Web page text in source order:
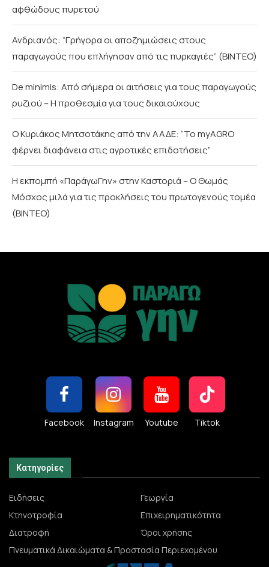
αφθώδους πυρετού
Ανδριανός: “Γρήγορα οι αποζημιώσεις στους
παραγωγούς που επλήγησαν από τις πυρκαγιές” (BINTEO)
De minimis: Από σήμερα οι αιτήσεις για τους παραγωγούς
ρυζιού – Η προθεσμία για τους δικαιούχους
Ο Κυριάκος Μητσοτάκης από την ΑΑΔΕ: “Το myAGRO
φέρνει διαφάνεια στις αγροτικές επιδοτήσεις”
Η εκπομπή «ΠαράγωΓην» στην Καστοριά – Ο Θωμάς
Μόσχος μιλά για τις προκλήσεις του πρωτογενούς τομέα
(ΒΙΝΤΕΟ)
Facebook Instagram Youtube Tiktok
Κατηγορίες
Ειδήσεις
Γεωργία
Κτηνοτροφία
Επιχειρηματικότητα
Διατροφή
Όροι χρήσης
Πνευματικά Δικαιώματα & Προστασία Περιεχομένου